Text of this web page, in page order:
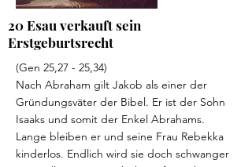
(Gen 25,27 - 25,34)
Nach Abraham gilt Jakob als einer der
Gründungsväter der Bibel. Er ist der Sohn
Isaaks und somit der Enkel Abrahams.
Lange bleiben er und seine Frau Rebekka
kinderlos. Endlich wird sie doch schwanger
20 Esau verkauft sein
Erstgeburtsrecht